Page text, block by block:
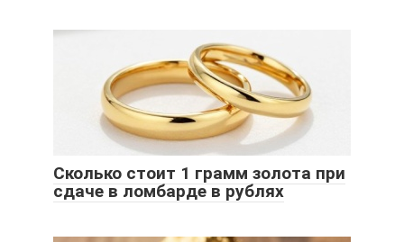
Сколько стоит 1 грамм золота при
сдаче в ломбарде в рублях